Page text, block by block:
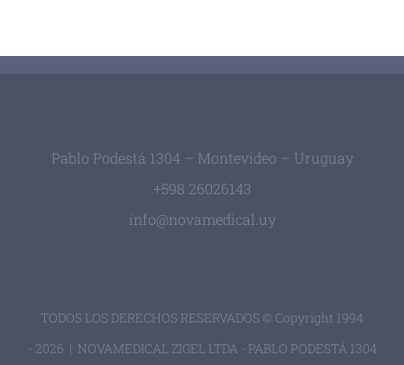
Pablo Podestá 1304 – Montevideo – Uruguay
+598 26026143
info@novamedical.uy
TODOS LOS DERECHOS RESERVADOS © Copyright 1994
- 2026 | NOVAMEDICAL ZIGEL LTDA - PABLO PODESTÁ 1304